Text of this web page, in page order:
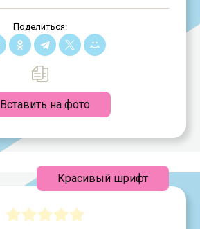
Поделиться:
Вставить на фото
Красивый шрифт